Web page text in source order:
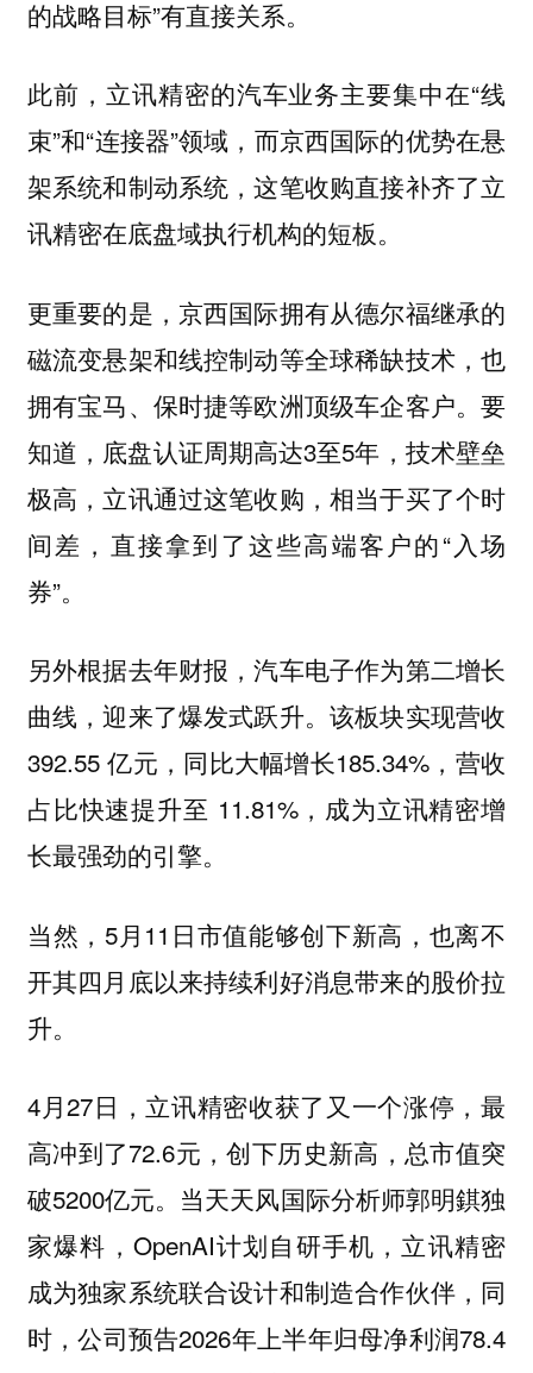
的战略目标”有直接关系。
此前，立讯精密的汽车业务主要集中在“线
束”和“连接器”领域，而京西国际的优势在悬
架系统和制动系统，这笔收购直接补齐了立
讯精密在底盘域执行机构的短板。
更重要的是，京西国际拥有从德尔福继承的
磁流变悬架和线控制动等全球稀缺技术，也
拥有宝马、保时捷等欧洲顶级车企客户。要
知道，底盘认证周期高达3至5年，技术壁垒
极高，立讯通过这笔收购，相当于买了个时
间差，直接拿到了这些高端客户的“入场
券”。
另外根据去年财报，汽车电子作为第二增长
曲线，迎来了爆发式跃升。该板块实现营收
392.55 亿元，同比大幅增长185.34%，营收
占比快速提升至 11.81%，成为立讯精密增
长最强劲的引擎。
当然，5月11日市值能够创下新高，也离不
开其四月底以来持续利好消息带来的股价拉
升。
4月27日，立讯精密收获了又一个涨停，最
高冲到了72.6元，创下历史新高，总市值突
破5200亿元。当天天风国际分析师郭明錤独
家爆料，OpenAI计划自研手机，立讯精密
成为独家系统联合设计和制造合作伙伴，同
时，公司预告2026年上半年归母净利润78.4